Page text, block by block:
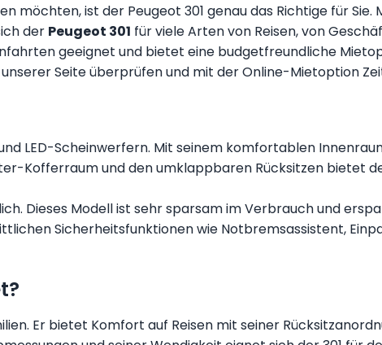
ist der Peugeot 301 genau das Richtige für Sie.
der Peugeot 301 für viele Arten von Reisen, von
geeignet und bietet eine budgetfreundliche
Seite überprüfen und mit der Online-Mietoption
LED-Scheinwerfern. Mit seinem komfortablen
Kofferraum und den umklappbaren Rücksitzen bietet
Dieses Modell ist sehr sparsam im Verbrauch und
Sicherheitsfunktionen wie Notbremsassistent,
Er bietet Komfort auf Reisen mit seiner